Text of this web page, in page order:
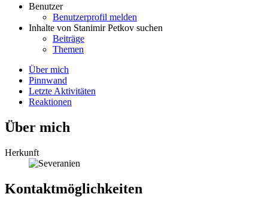
Benutzer
Benutzerprofil melden
Inhalte von Stanimir Petkov suchen
Beiträge
Themen
Über mich
Pinnwand
Letzte Aktivitäten
Reaktionen
Über mich
Herkunft
Kontaktmöglichkeiten